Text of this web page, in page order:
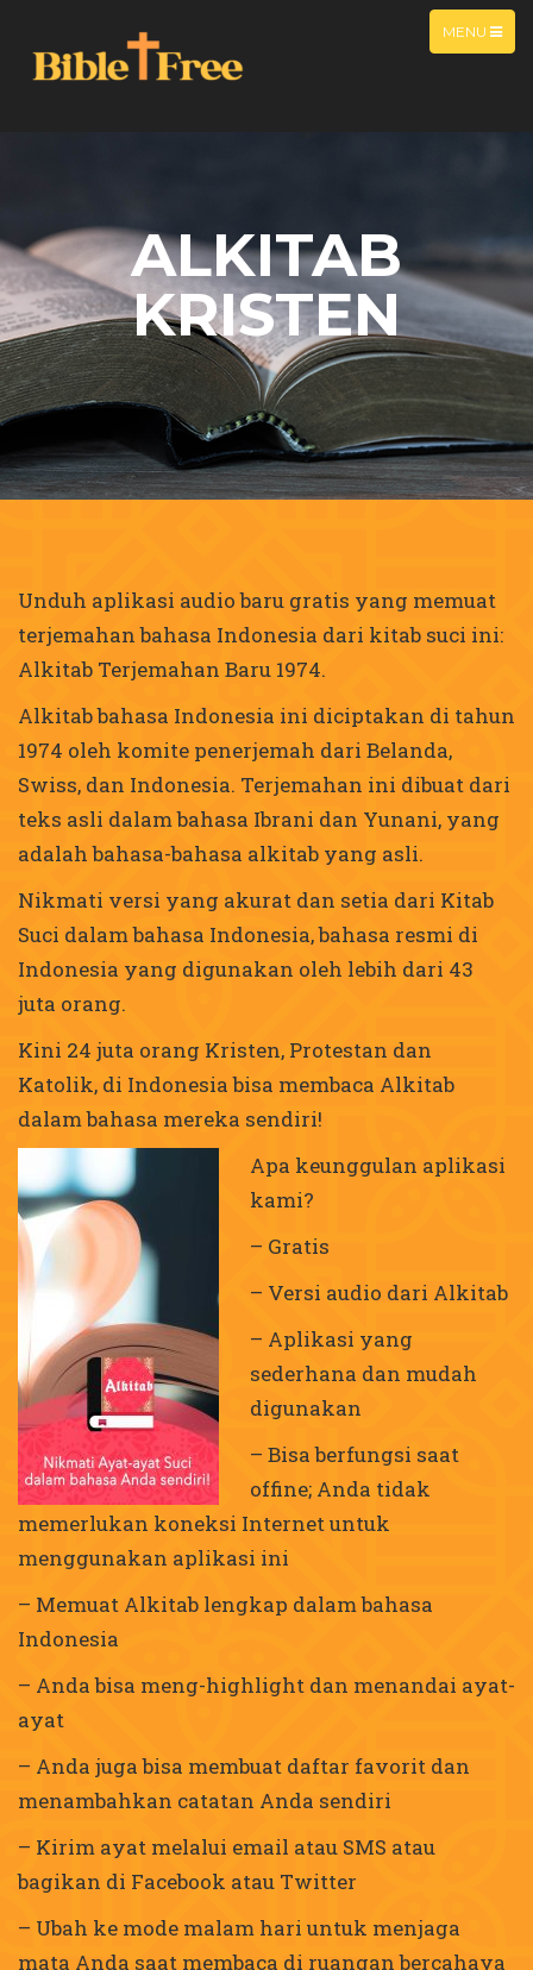
MENU
ALKITAB
KRISTEN
Unduh aplikasi audio baru gratis yang memuat
terjemahan bahasa Indonesia dari kitab suci ini:
Alkitab Terjemahan Baru 1974.
Alkitab bahasa Indonesia ini diciptakan di tahun
1974 oleh komite penerjemah dari Belanda,
Swiss, dan Indonesia. Terjemahan ini dibuat dari
teks asli dalam bahasa Ibrani dan Yunani, yang
adalah bahasa-bahasa alkitab yang asli.
Nikmati versi yang akurat dan setia dari Kitab
Suci dalam bahasa Indonesia, bahasa resmi di
Indonesia yang digunakan oleh lebih dari 43
juta orang.
Kini 24 juta orang Kristen, Protestan dan
Katolik, di Indonesia bisa membaca Alkitab
dalam bahasa mereka sendiri!
Apa keunggulan aplikasi
kami?
– Gratis
– Versi audio dari Alkitab
– Aplikasi yang
sederhana dan mudah
digunakan
– Bisa berfungsi saat
offine; Anda tidak
memerlukan koneksi Internet untuk
menggunakan aplikasi ini
– Memuat Alkitab lengkap dalam bahasa
Indonesia
– Anda bisa meng-highlight dan menandai ayat-
ayat
– Anda juga bisa membuat daftar favorit dan
menambahkan catatan Anda sendiri
– Kirim ayat melalui email atau SMS atau
bagikan di Facebook atau Twitter
– Ubah ke mode malam hari untuk menjaga
mata Anda saat membaca di ruangan bercahaya